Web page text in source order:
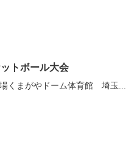
トボール大会
くまがやドーム体育館 埼玉...